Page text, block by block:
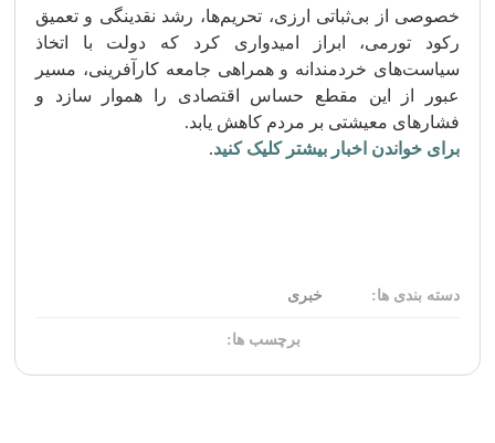
خصوصی از بی‌ثباتی ارزی، تحریم‌ها، رشد نقدینگی و تعمیق
رکود تورمی، ابراز امیدواری کرد که دولت با اتخاذ
سیاست‌های خردمندانه و همراهی جامعه کارآفرینی، مسیر
عبور از این مقطع حساس اقتصادی را هموار سازد و
فشارهای معیشتی بر مردم کاهش یابد.
برای خواندن اخبار بیشتر کلیک کنید.
دسته بندی ها: خبری
برچسب ها: